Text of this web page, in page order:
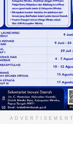
ADVERTISEMENT